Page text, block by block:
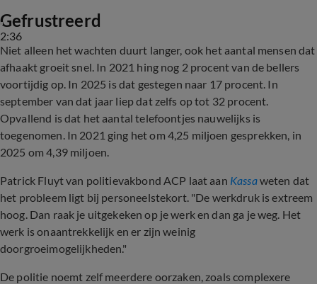
2:36
Gefrustreerd
Niet alleen het wachten duurt langer, ook het aantal mensen dat
afhaakt groeit snel. In 2021 hing nog 2 procent van de bellers
voortijdig op. In 2025 is dat gestegen naar 17 procent. In
september van dat jaar liep dat zelfs op tot 32 procent.
Opvallend is dat het aantal telefoontjes nauwelijks is
toegenomen. In 2021 ging het om 4,25 miljoen gesprekken, in
2025 om 4,39 miljoen.
Patrick Fluyt van politievakbond ACP laat aan Kassaweten dat
het probleem ligt bij personeelstekort. "De werkdruk is extreem
hoog. Dan raak je uitgekeken op je werk en dan ga je weg. Het
werk is onaantrekkelijk en er zijn weinig
doorgroeimogelijkheden."
De politie noemt zelf meerdere oorzaken, zoals complexere